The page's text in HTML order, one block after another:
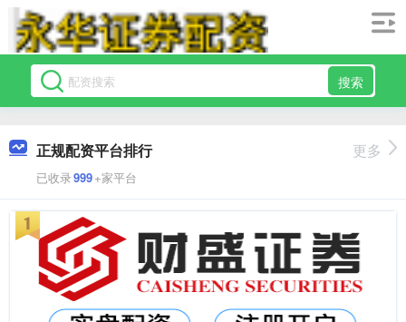
搜索
正规配资平台排行
已收录999+家平台
更多